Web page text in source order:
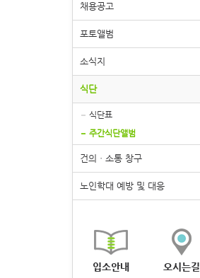
채용공고
포토앨범
소식지
식단
식단표
주간식단앨범
건의ㆍ소통 창구
노인학대 예방 및 대응
입소안내 오시는길